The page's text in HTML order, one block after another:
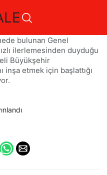
bulunan Genel
ilerlemesinden duyduğu
Büyükşehir
inşa etmek için başlattığı